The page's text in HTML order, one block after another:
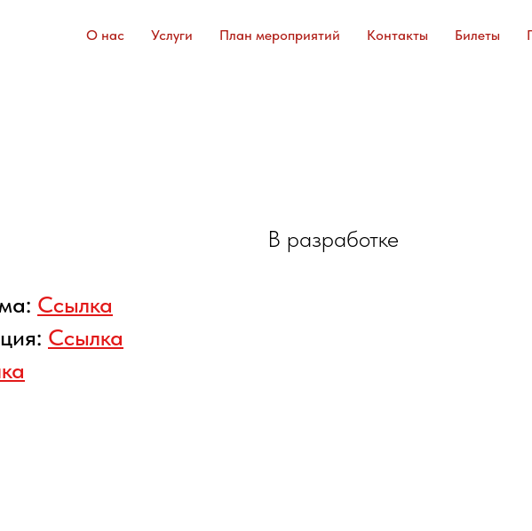
О нас Услуги План мероприятий Контакты Билеты
В разработке
Ссылка
Ссылка